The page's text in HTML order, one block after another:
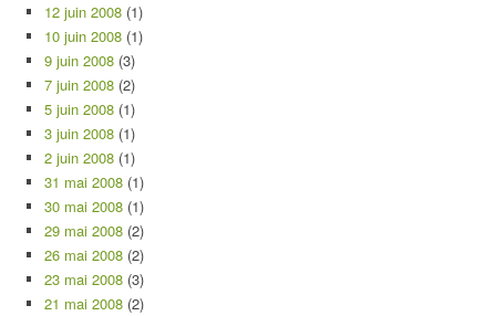
12 juin 2008 (1)
10 juin 2008 (1)
9 juin 2008 (3)
7 juin 2008 (2)
5 juin 2008 (1)
3 juin 2008 (1)
2 juin 2008 (1)
31 mai 2008 (1)
30 mai 2008 (1)
29 mai 2008 (2)
26 mai 2008 (2)
23 mai 2008 (3)
21 mai 2008 (2)